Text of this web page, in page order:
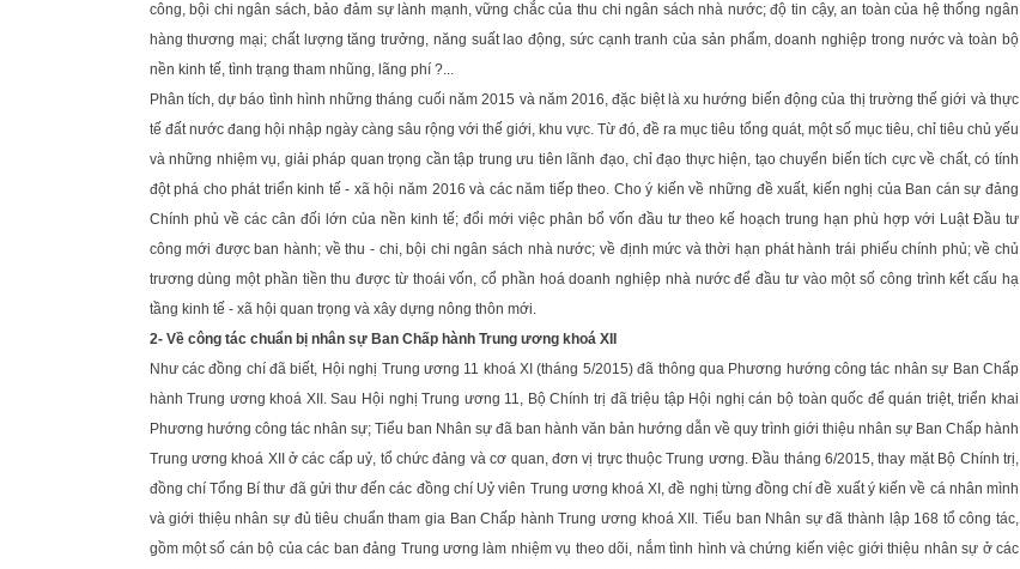
công, bội chi ngân sách, bảo đảm sự lành mạnh, vững chắc của thu chi ngân sách nhà nước; độ tin cậy, an toàn của hệ thống ngân
hàng thương mại; chất lượng tăng trưởng, năng suất lao động, sức cạnh tranh của sản phẩm, doanh nghiệp trong nước và toàn bộ
nền kinh tế, tình trạng tham nhũng, lãng phí ?...
Phân tích, dự báo tình hình những tháng cuối năm 2015 và năm 2016, đặc biệt là xu hướng biến động của thị trường thế giới và thực
tế đất nước đang hội nhập ngày càng sâu rộng với thế giới, khu vực. Từ đó, đề ra mục tiêu tổng quát, một số mục tiêu, chỉ tiêu chủ yếu
và những nhiệm vụ, giải pháp quan trọng cần tập trung ưu tiên lãnh đạo, chỉ đạo thực hiện, tạo chuyển biến tích cực về chất, có tính
đột phá cho phát triển kinh tế - xã hội năm 2016 và các năm tiếp theo. Cho ý kiến về những đề xuất, kiến nghị của Ban cán sự đảng
Chính phủ về các cân đối lớn của nền kinh tế; đổi mới việc phân bổ vốn đầu tư theo kế hoạch trung hạn phù hợp với Luật Đầu tư
công mới được ban hành; về thu - chi, bội chi ngân sách nhà nước; về định mức và thời hạn phát hành trái phiếu chính phủ; về chủ
trương dùng một phần tiền thu được từ thoái vốn, cổ phần hoá doanh nghiệp nhà nước để đầu tư vào một số công trình kết cấu hạ
tầng kinh tế - xã hội quan trọng và xây dựng nông thôn mới.
2- Về công tác chuẩn bị nhân sự Ban Chấp hành Trung ương khoá XII
Như các đồng chí đã biết, Hội nghị Trung ương 11 khoá XI (tháng 5/2015) đã thông qua Phương hướng công tác nhân sự Ban Chấp
hành Trung ương khoá XII. Sau Hội nghị Trung ương 11, Bộ Chính trị đã triệu tập Hội nghị cán bộ toàn quốc để quán triệt, triển khai
Phương hướng công tác nhân sự; Tiểu ban Nhân sự đã ban hành văn bản hướng dẫn về quy trình giới thiệu nhân sự Ban Chấp hành
Trung ương khoá XII ở các cấp uỷ, tổ chức đảng và cơ quan, đơn vị trực thuộc Trung ương. Đầu tháng 6/2015, thay mặt Bộ Chính trị,
đồng chí Tổng Bí thư đã gửi thư đến các đồng chí Uỷ viên Trung ương khoá XI, đề nghị từng đồng chí đề xuất ý kiến về cá nhân mình
và giới thiệu nhân sự đủ tiêu chuẩn tham gia Ban Chấp hành Trung ương khoá XII. Tiểu ban Nhân sự đã thành lập 168 tổ công tác,
gồm một số cán bộ của các ban đảng Trung ương làm nhiệm vụ theo dõi, nắm tình hình và chứng kiến việc giới thiệu nhân sự ở các